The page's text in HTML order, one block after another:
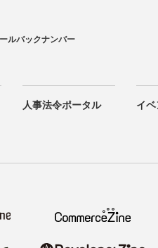
ルバックナンバー
人事法令ポータル イ